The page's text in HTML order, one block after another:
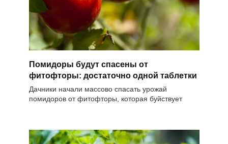
Помидоры будут спасены от
фитофторы: достаточно одной таблетки
Дачники начали массово спасать урожай
помидоров от фитофторы, которая буйствует